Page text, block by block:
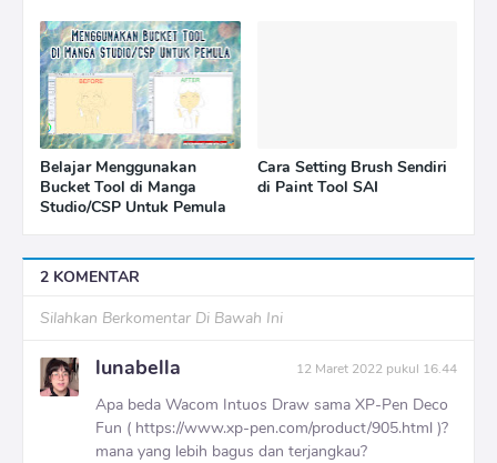
Belajar Menggunakan
Bucket Tool di Manga
Studio/CSP Untuk Pemula
Cara Setting Brush Sendiri
di Paint Tool SAI
2 KOMENTAR
Silahkan Berkomentar Di Bawah Ini
lunabella 12 Maret 2022 pukul 16.44
Apa beda Wacom Intuos Draw sama XP-Pen Deco
Fun ( https://www.xp-pen.com/product/905.html )?
mana yang lebih bagus dan terjangkau?